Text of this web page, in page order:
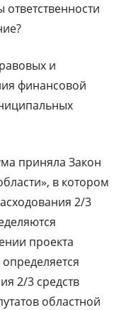
и
финансовой
приняла Закон
в котором
2/3
проекта
2/3 средств
областной